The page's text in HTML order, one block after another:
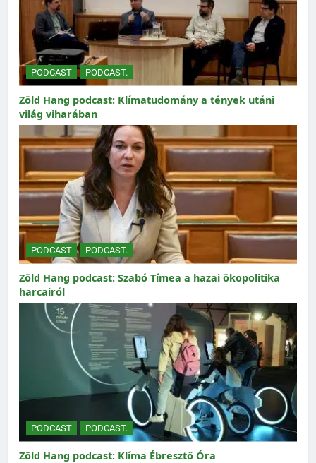
PODCAST PODCAST.
Zöld Hang podcast: Klímatudomány a tények utáni
világ viharában
PODCAST PODCAST.
Zöld Hang podcast: Szabó Tímea a hazai ökopolitika
harcairól
PODCAST PODCAST.
Zöld Hang podcast: Klíma Ébresztő Óra